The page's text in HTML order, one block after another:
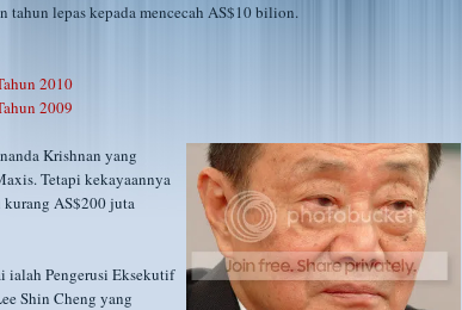
tahun lepas kepada mencecah AS$10 bilion.
2010
2009
Krishnan yang
Tetapi kekayaannya
AS$200 juta
ialah Pengerusi Eksekutif
Shin Cheng yang